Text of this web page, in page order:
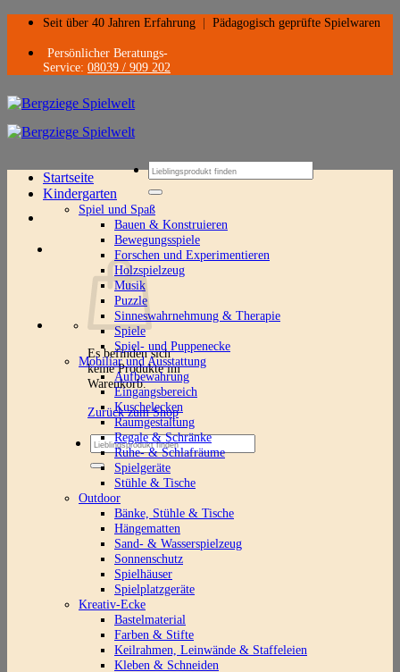
Zum
springen
Seit über 40 Jahren Erfahrung Pädagogisch geprüfte Spielwaren
Persönlicher Beratungs-
Service: 08039 / 909 202
Suchen
nach:
Es befinden sich
keine Produkte im
Warenkorb.
Zurück zum Shop
Suchen
nach:
Startseite
Kindergarten
Spiel und Spaß
Bauen & Konstruieren
Bewegungsspiele
Forschen und Experimentieren
Holzspielzeug
Musik
Puzzle
Sinneswahrnehmung & Therapie
Spiele
Spiel- und Puppenecke
Mobiliar und Ausstattung
Aufbewahrung
Eingangsbereich
Kuschelecken
Raumgestaltung
Regale & Schränke
Ruhe- & Schlafräume
Spielgeräte
Stühle & Tische
Outdoor
Bänke, Stühle & Tische
Hängematten
Sand- & Wasserspielzeug
Sonnenschutz
Spielhäuser
Spielplatzgeräte
Kreativ-Ecke
Bastelmaterial
Farben & Stifte
Keilrahmen, Leinwände & Staffeleien
Kleben & Schneiden